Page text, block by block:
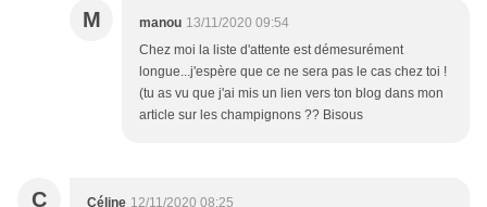
M manou 13/11/2020 09:54
Chez moi la liste d'attente est démesurément
longue...j'espère que ce ne sera pas le cas chez toi !
(tu as vu que j'ai mis un lien vers ton blog dans mon
article sur les champignons ?? Bisous
C Céline 12/11/2020 08:25